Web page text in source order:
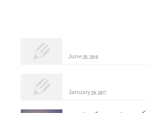
June 25, 2019
January 29, 2017